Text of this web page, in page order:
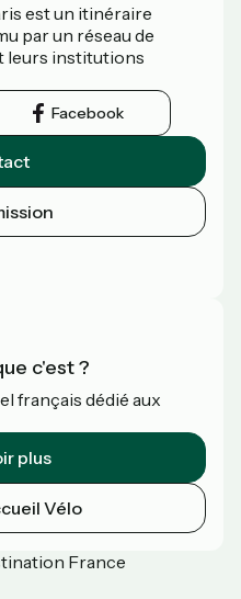
est un itinéraire
par un réseau de
leurs institutions
Facebook
c'est ?
français dédié aux
plus
Vélo
France